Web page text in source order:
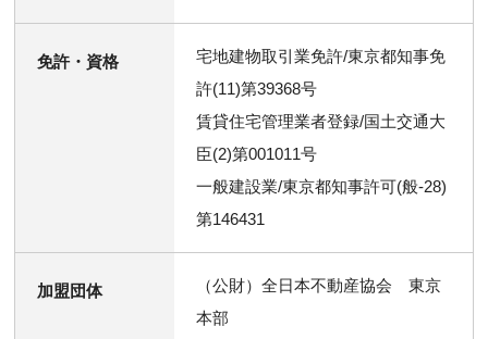
免許・資格
宅地建物取引業免許/東京都知事免
許(11)第39368号
賃貸住宅管理業者登録/国土交通大
臣(2)第001011号
一般建設業/東京都知事許可(般-28)
第146431
加盟団体
（公財）全日本不動産協会 東京
本部